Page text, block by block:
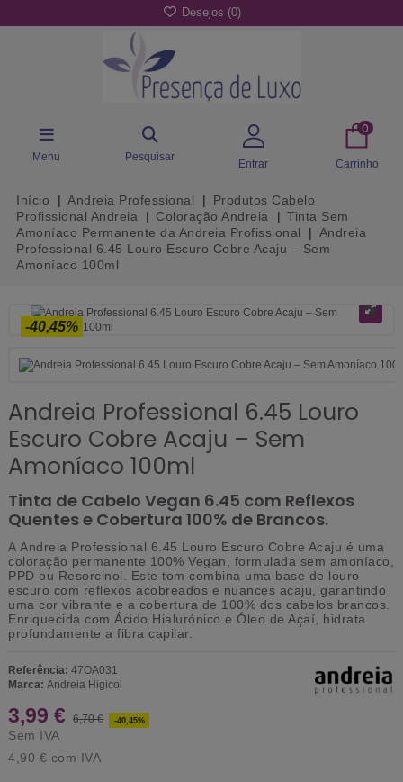
Desejos (0)
Menu Pesquisar
Entrar
0
Carrinho
Início Andreia Professional
Produtos Cabelo
Profissional Andreia
Coloração Andreia
Tinta Sem
Amoníaco Permanente da Andreia Profissional
Andreia
Professional 6.45 Louro Escuro Cobre Acaju – Sem
Amoníaco 100ml
-40,45%
Andreia Professional 6.45 Louro
Escuro Cobre Acaju – Sem
Amoníaco 100ml
Tinta de Cabelo Vegan 6.45 com Reflexos
Quentes e Cobertura 100% de Brancos.
A Andreia Professional 6.45 Louro Escuro Cobre Acaju é uma
coloração permanente 100% Vegan, formulada sem amoníaco,
PPD ou Resorcinol. Este tom combina uma base de louro
escuro com reflexos acobreados e nuances acaju, garantindo
uma cor vibrante e a cobertura de 100% dos cabelos brancos.
Enriquecida com Ácido Hialurónico e Óleo de Açaí, hidrata
profundamente a fibra capilar.
Referência: 47OA031
Marca: Andreia Higicol
3,99 € 6,70 € -40,45%
Sem IVA
4,90 € com IVA